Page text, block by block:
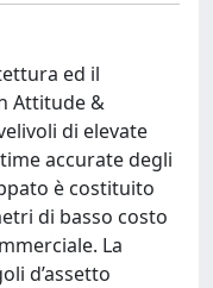
ed il
Attitude &
di elevate
accurate degli
è costituito
di basso costo
La
d’assetto